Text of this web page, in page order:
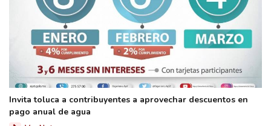
Invita toluca a contribuyentes a aprovechar descuentos en
pago anual de agua